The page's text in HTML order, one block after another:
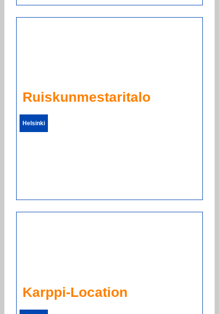
Ruiskunmestaritalo
Helsinki
Karppi-Location